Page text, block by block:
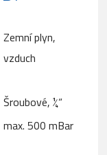
Zemní plyn,
vzduch
Šroubové, ¼“
max. 500 mBar